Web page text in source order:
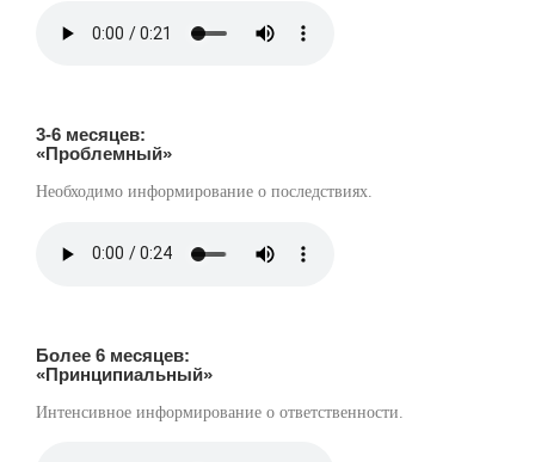
3-6 месяцев:
«Проблемный»
Необходимо информирование о последствиях.
Более 6 месяцев:
«Принципиальный»
Интенсивное информирование о ответственности.